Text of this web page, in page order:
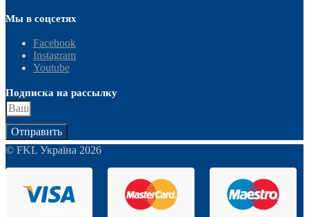
Мы в соцсетях
Facebook
Instagram
Youtube
Подписка на рассылку
Отправить
© FKL Україна 2026